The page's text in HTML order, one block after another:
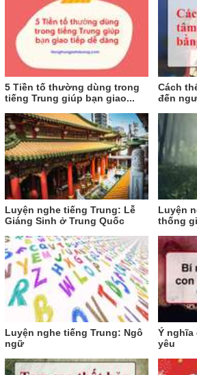
5 Tiền tố thường dùng trong
tiếng Trung giúp bạn giao...
Cách
đến
Luyện nghe tiếng Trung: Lễ
Giáng Sinh ở Trung Quốc
Luyện
thống
Luyện nghe tiếng Trung: Ngô
ngữ
Ý nghĩa
yêu